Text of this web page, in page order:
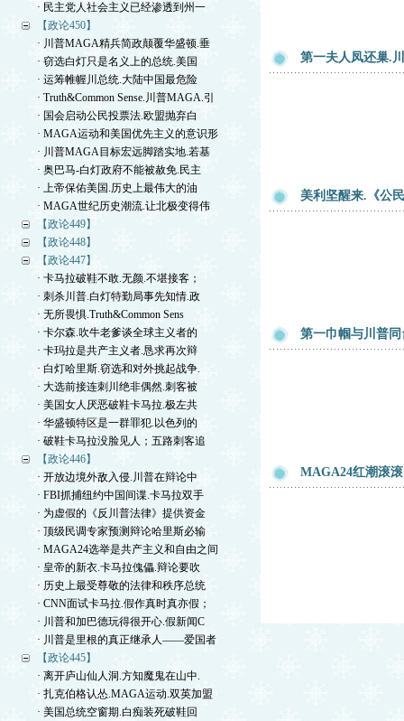
· 民主党人社会主义已经渗透到州一
【政论450】
· 川普MAGA精兵简政颠覆华盛顿.垂
· 窃选白灯只是名义上的总统.美国
· 运筹帷幄川总统.大陆中国最危险
· Truth&Common Sense.川普MAGA.引
· 国会启动公民投票法.欧盟抛弃白
· MAGA运动和美国优先主义的意识形
· 川普MAGA目标宏远脚踏实地.若基
· 奥巴马-白灯政府不能被赦免.民主
· 上帝保佑美国.历史上最伟大的油
· MAGA世纪历史潮流.让北极变得伟
【政论449】
【政论448】
【政论447】
· 卡马拉破鞋不敢.无颜.不堪接客；
· 刺杀川普.白灯特勤局事先知情.政
· 无所畏惧.Truth&Common Sens
· 卡尔森.吹牛老爹谈全球主义者的
· 卡玛拉是共产主义者.恳求再次辩
· 白灯哈里斯.窃选和对外挑起战争.
· 大选前接连刺川绝非偶然.刺客被
· 美国女人厌恶破鞋卡马拉.极左共
· 华盛顿特区是一群罪犯.以色列的
· 破鞋卡马拉没脸见人；五路刺客追
【政论446】
· 开放边境外敌入侵.川普在辩论中
· FBI抓捕纽约中国间谍.卡马拉双手
· 为虚假的《反川普法律》提供资金
· 顶级民调专家预测辩论哈里斯必输
· MAGA24选举是共产主义和自由之间
· 皇帝的新衣.卡马拉傀儡.辩论要吹
· 历史上最受尊敬的法律和秩序总统
· CNN面试卡马拉.假作真时真亦假；
· 川普和加巴德玩得很开心.假新闻C
· 川普是里根的真正继承人——爱国者
【政论445】
· 离开庐山仙人洞.方知魔鬼在山中.
· 扎克伯格认怂.MAGA运动.双英加盟
· 美国总统空窗期.白痴装死破鞋回
第一夫人凤还巢.
美利坚醒来.《公
第一巾帼与川普
MAGA24红潮滚